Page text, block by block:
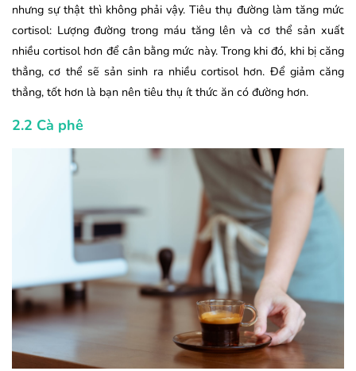
nhưng sự thật thì không phải vậy. Tiêu thụ đường làm tăng mức
cortisol: Lượng đường trong máu tăng lên và cơ thể sản xuất
nhiều cortisol hơn để cân bằng mức này. Trong khi đó, khi bị căng
thẳng, cơ thể sẽ sản sinh ra nhiều cortisol hơn. Để giảm căng
thẳng, tốt hơn là bạn nên tiêu thụ ít thức ăn có đường hơn.
2.2 Cà phê